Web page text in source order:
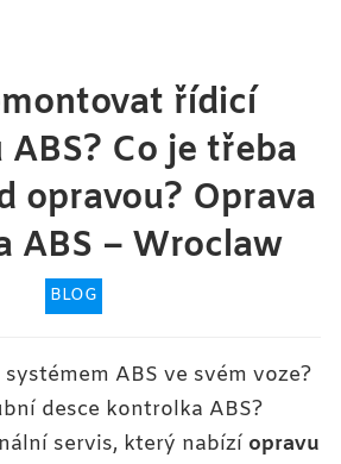
řídicí
Co je třeba
opravou? Oprava
ABS – Wroclaw
BLOG
ABS ve svém voze?
desce kontrolka ABS?
servis, který nabízí opravu